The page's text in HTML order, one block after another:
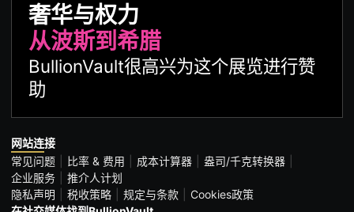
奢华与权力
从波斯到希腊
BullionVault很高兴为这个展览进行赞
助
网站连接
常见问题
比率 & 费用 成本计算器
盎司/千克转换器
企业服务
推介人计划
隐私声明
税收策略 规定与条款
Cookies政策